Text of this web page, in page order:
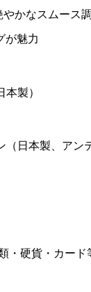
かなスムース
が魅力
製）
（日本製、アン
・硬貨・カード